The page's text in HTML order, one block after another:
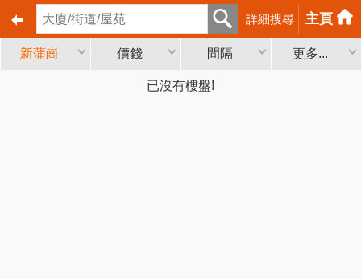
詳細搜尋 主頁
新蒲崗 價錢 間隔 更多...
已沒有樓盤!